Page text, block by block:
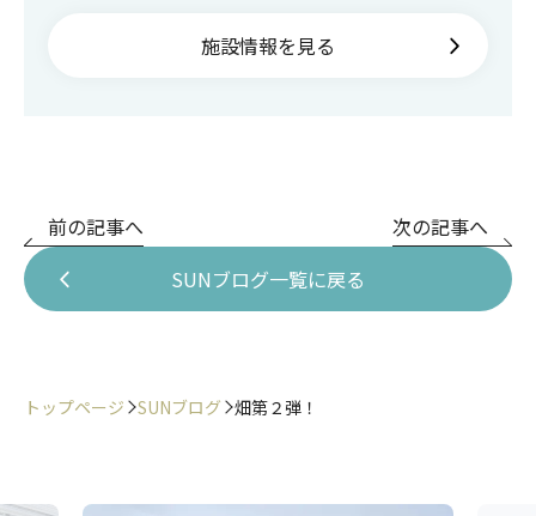
施設情報を見る
前の記事へ
SUNブログ一覧に戻る
次の記事へ
トップページ SUNブログ 畑第２弾！